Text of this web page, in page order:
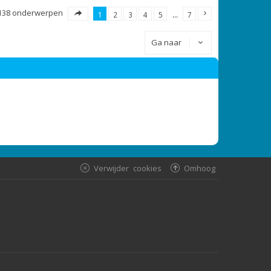
onderwerpen 1 2 3 4 5 … 7
Ga naar
Omhoog
Verwijder cookies